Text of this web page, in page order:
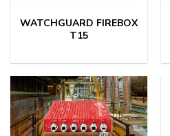
WATCHGUARD FIREBOX
T15